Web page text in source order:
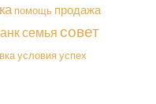
помощь продажа
семьясовет
условияуспех